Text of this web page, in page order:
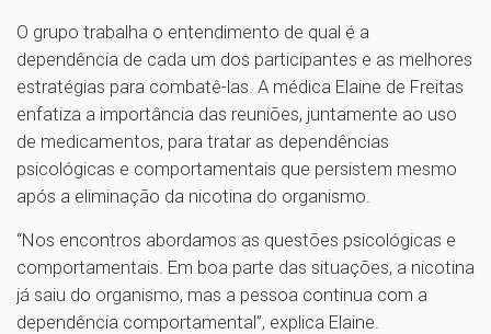
O grupo trabalha o entendimento de qual é a
dependência de cada um dos participantes e as melhores
estratégias para combatê-las. A médica Elaine de Freitas
enfatiza a importância das reuniões, juntamente ao uso
de medicamentos, para tratar as dependências
psicológicas e comportamentais que persistem mesmo
após a eliminação da nicotina do organismo.
“Nos encontros abordamos as questões psicológicas e
comportamentais. Em boa parte das situações, a nicotina
já saiu do organismo, mas a pessoa continua com a
dependência comportamental”, explica Elaine.